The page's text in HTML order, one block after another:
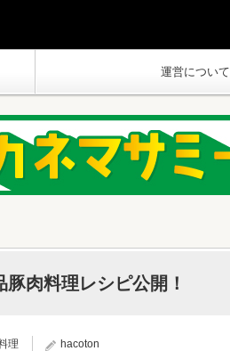
運営について
肉料理レシピ公開！
理 hacoton